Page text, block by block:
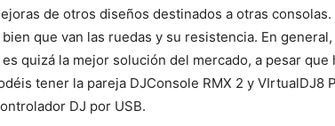
de otros diseños destinados a otras
que van las ruedas y su resistencia. En
quizá la mejor solución del mercado, a pesar
tener la pareja DJConsole RMX 2 y
DJ por USB.